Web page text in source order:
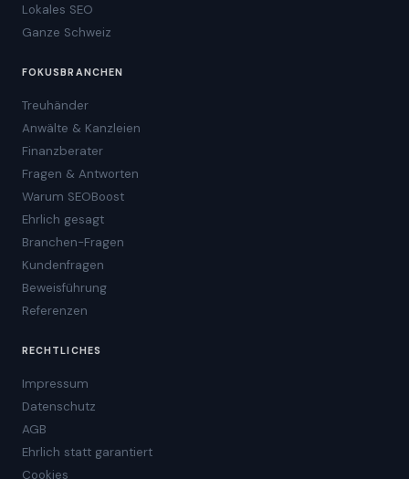
Lokales SEO
Ganze Schweiz
FOKUSBRANCHEN
Treuhänder
Anwälte & Kanzleien
Finanzberater
Fragen & Antworten
Warum SEOBoost
Ehrlich gesagt
Branchen-Fragen
Kundenfragen
Beweisführung
Referenzen
RECHTLICHES
Impressum
Datenschutz
AGB
Ehrlich statt garantiert
Cookies